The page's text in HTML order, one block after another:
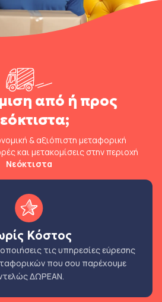
από ή προς
& αξιόπιστη μεταφορική
και μετακομίσεις στην περιοχή
Νεόκτιστα
Κόστος
τις υπηρεσίες εύρεσης
που σου παρέχουμε
ΔΩΡΕΑΝ.